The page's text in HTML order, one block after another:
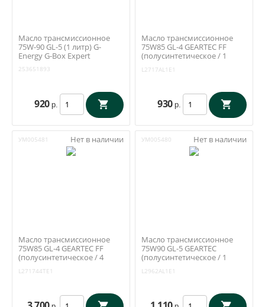
Масло трансмиссионное
75W-90 GL-5 (1 литр) G-
Energy G-Box Expert
253651893
920 р.
Масло трансмиссионное
75W85 GL-4 GEARTEC FF
(полусинтетическое / 1
L2717AL1E1
930 р.
УМ005481 Нет в наличии
Масло трансмиссионное
75W85 GL-4 GEARTEC FF
(полусинтетическое / 4
L271744TE1
р.
УМ005480 Нет в наличии
Масло трансмиссионное
75W90 GL-5 GEARTEC
(полусинтетическое / 1
L2962AL1E1
р.